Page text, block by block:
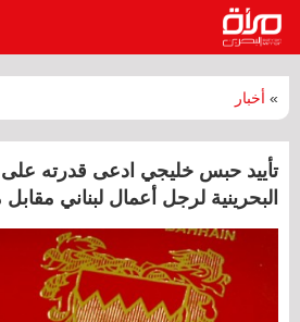
» أخبار
تأييد حبس خليجي ادعى قدرته
البحرينية لرجل أعمال لبناني